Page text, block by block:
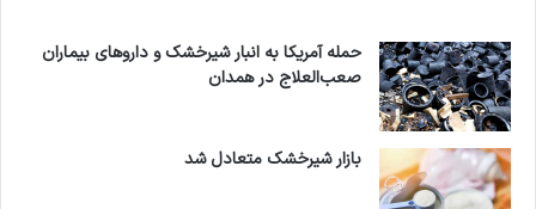
حمله آمریکا به انبار شیرخشک و داروهای بیماران
صعب‌العلاج در همدان
بازار شیرخشک متعادل شد